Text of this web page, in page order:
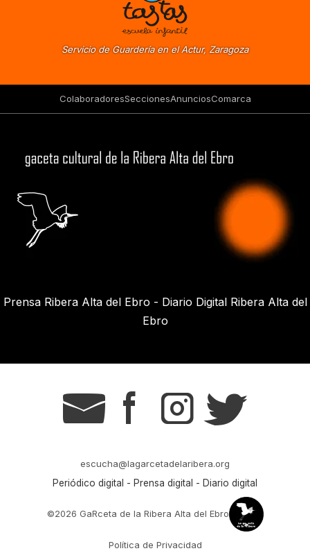
Servicio de Guardería en el Actur, Zaragoza
ColaboradoresSeccionesAnunciosComarca
Prensa Ribera Alta del Ebro - Diario Digital Ribera Alta del
Ebro
g s t r
escucha@lagarcetadelaribera.org
Periódico digital - Prensa digital - Diario digital
©2026 GaRceta de la Ribera Alta del Ebro
Política de Privacidad